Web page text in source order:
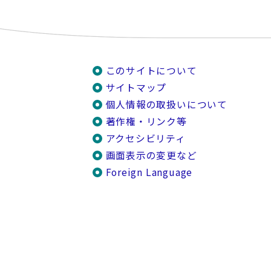
このサイトについて
サイトマップ
個人情報の取扱いについて
著作権・リンク等
アクセシビリティ
画面表示の変更など
Foreign Language